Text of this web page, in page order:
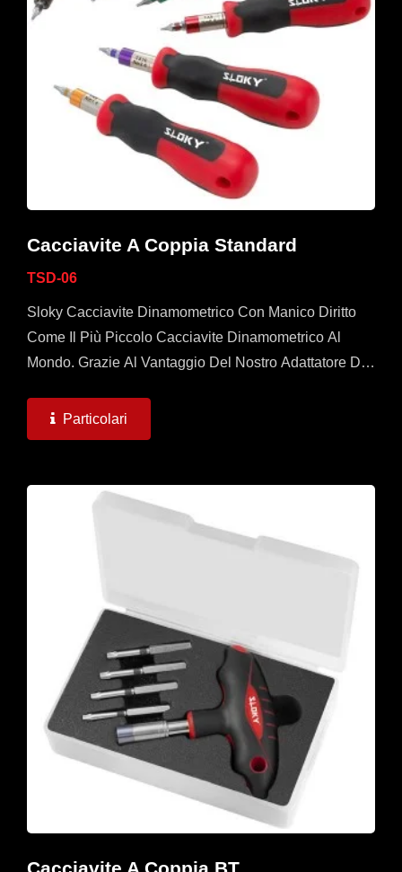
Cacciavite A Coppia Standard
TSD-06
Sloky Cacciavite Dinamometrico Con Manico Diritto
Come Il Più Piccolo Cacciavite Dinamometrico Al
Mondo. Grazie Al Vantaggio Del Nostro Adattatore Di
Spazio...Particolari